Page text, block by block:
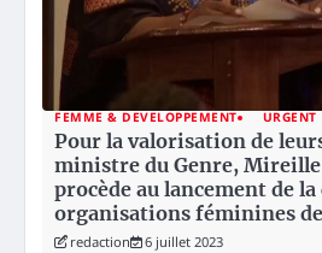
FEMME & DEVELOPPEMENT URGENT
Pour la valorisation de
ministre du Genre, Mireille
procède au lancement de
organisations féminines de
redaction 6 juillet 2023